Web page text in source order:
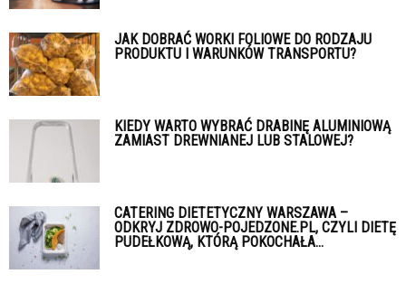
JAK DOBRAĆ WORKI FOLIOWE DO RODZAJU
PRODUKTU I WARUNKÓW TRANSPORTU?
KIEDY WARTO WYBRAĆ DRABINĘ ALUMINIOWĄ
ZAMIAST DREWNIANEJ LUB STALOWEJ?
CATERING DIETETYCZNY WARSZAWA –
ODKRYJ ZDROWO-POJEDZONE.PL, CZYLI DIETĘ
PUDEŁKOWĄ, KTÓRĄ POKOCHAŁA...